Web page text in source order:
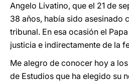
Angelo Livatino, que el 21 de
38 años, había sido asesinado
tribunal. En esa ocasión el
justicia e indirectamente de la
Me alegro de conocer hoy a
de Estudios que ha elegido su